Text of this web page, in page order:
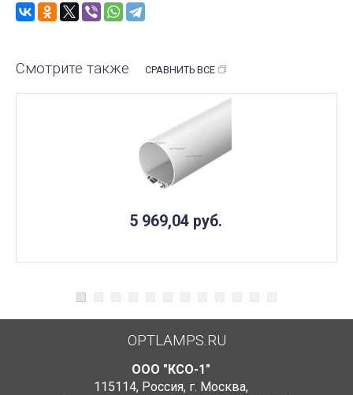
Смотрите также СРАВНИТЬ ВСЕ
5 969,04 руб.
OPTLAMPS.RU
ООО "КСО-1"
115114, Россия, г. Москва,